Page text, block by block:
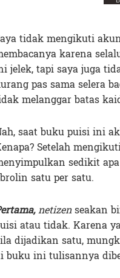
tidak mengikuti
karena
jelek, tapi saya juga
pas sama selera
melanggar batas
saat buku puisi ini
Setelah
sedikit
satu per satu.
netizenseakan
atau tidak. Karena
dijadikan satu,
buku ini tulisannya